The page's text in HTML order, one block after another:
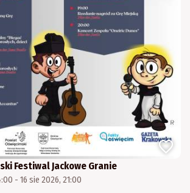
Festiwal Jackowe Granie
- 16 sie 2026, 21:00